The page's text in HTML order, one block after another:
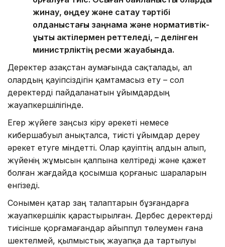
жинау, өңдеу және сақтау тәртібі
қолданыстағы заңнама және нормативтік-
құқықтық актілермен реттеледі, – делінген
министрліктің ресми жауабында.
Деректер Қазақстан аумағында сақталады, ал
олардың қауіпсіздігін қамтамасыз ету – сол
деректерді пайдаланатын ұйымдардың
жауапкершілігінде.
Егер жүйеге заңсыз кіру әрекеті немесе
кибершабуыл анықталса, тиісті ұйымдар дереу
әрекет етуге міндетті. Олар қауіптің алдын алып,
жүйенің жұмысын қалпына келтіреді және қажет
болған жағдайда қосымша қорғаныс шараларын
енгізеді.
Сонымен қатар заң талаптарын бұзғандарға
жауапкершілік қарастырылған. Дербес деректерді
тиісінше қорғамағандар айыппұл төлеумен ғана
шектелмей, қылмыстық жауапқа да тартылуы